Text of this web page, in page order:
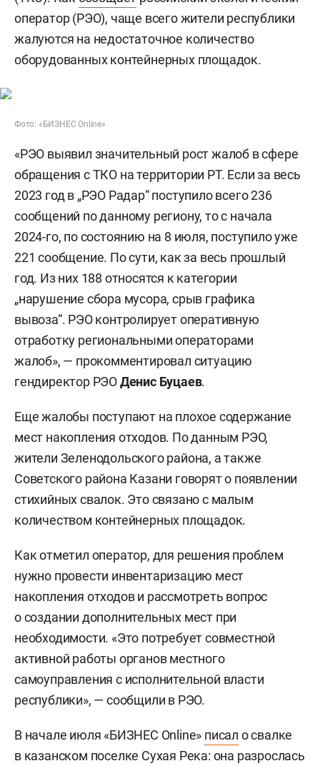
оператор (РЭО), чаще всего жители республики
жалуются на недостаточное количество
оборудованных контейнерных площадок.
Фото: «БИЗНЕС Online»
«РЭО выявил значительный рост жалоб в сфере
обращения с ТКО на территории РТ. Если за весь
2023 год в „РЭО Радар“ поступило всего 236
сообщений по данному региону, то с начала
2024-го, по состоянию на 8 июля, поступило уже
221 сообщение. По сути, как за весь прошлый
год. Из них 188 относятся к категории
„нарушение сбора мусора, срыв графика
вывоза“. РЭО контролирует оперативную
отработку региональными операторами
жалоб», — прокомментировал ситуацию
гендиректор РЭОДенис Буцаев.
Еще жалобы поступают на плохое содержание
мест накопления отходов. По данным РЭО,
жители Зеленодольского района, а также
Советского района Казани говорят о появлении
стихийных свалок. Это связано с малым
количеством контейнерных площадок.
Как отметил оператор, для решения проблем
нужно провести инвентаризацию мест
накопления отходов и рассмотреть вопрос
о создании дополнительных мест при
необходимости. «Это потребует совместной
активной работы органов местного
самоуправления с исполнительной власти
республики», — сообщили в РЭО.
В начале июля «БИЗНЕС Online» писал о свалке
в казанском поселке Сухая Река: она разрослась